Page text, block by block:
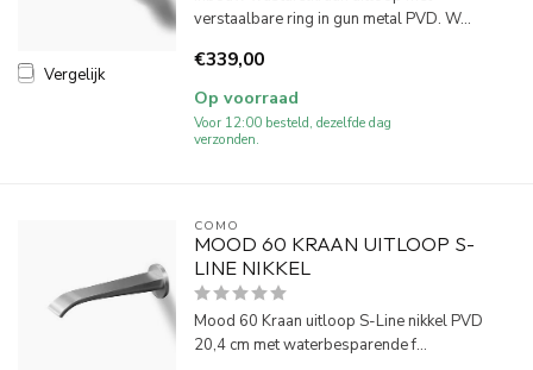
Vergelijk
verstaalbare ring in gun metal PVD. W...
€339,00
Op voorraad
Voor 12:00 besteld, dezelfde dag
verzonden.
COMO
MOOD 60 KRAAN UITLOOP S-
LINE NIKKEL
Mood 60 Kraan uitloop S-Line nikkel PVD
20,4 cm met waterbesparende f...